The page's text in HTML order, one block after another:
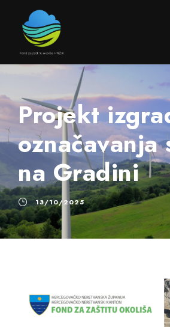
Projekt
označavanja
na Gradini
13/10/2025